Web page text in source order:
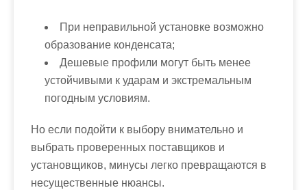
При неправильной установке возможно
образование конденсата;
Дешевые профили могут быть менее
устойчивыми к ударам и экстремальным
погодным условиям.
Но если подойти к выбору внимательно и
выбрать проверенных поставщиков и
установщиков, минусы легко превращаются в
несущественные нюансы.